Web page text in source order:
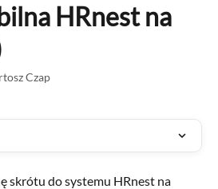
HRnest na
Czap
skrótu do systemu HRnest na